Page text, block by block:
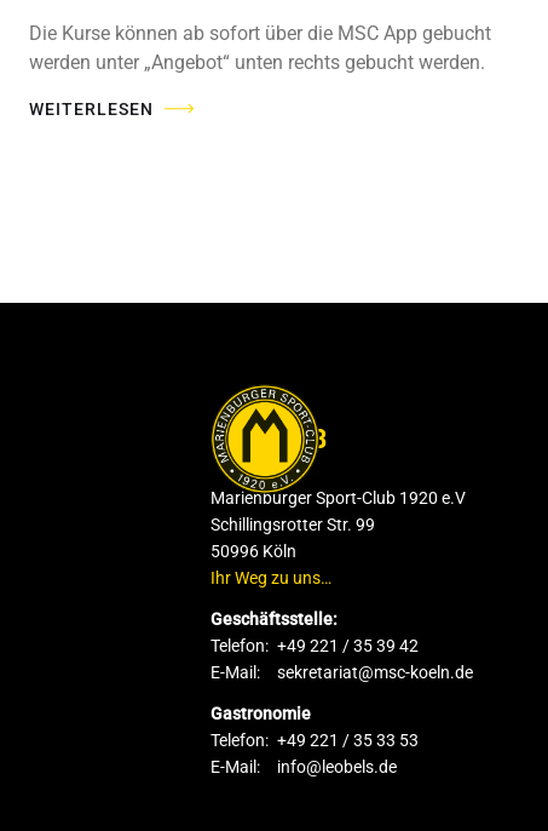
Die Kurse können ab sofort über die MSC App gebucht
werden unter „Angebot“ unten rechts gebucht werden.
WEITERLESEN
DER CLUB
Marienburger Sport-Club 1920 e.V
Schillingsrotter Str. 99
50996 Köln
Ihr Weg zu uns…
Geschäftsstelle:
Telefon: +49 221 / 35 39 42
E-Mail:
sekretariat@msc-koeln.de
Gastronomie
Telefon: +49 221 / 35 33 53
E-Mail:
info@leobels.de